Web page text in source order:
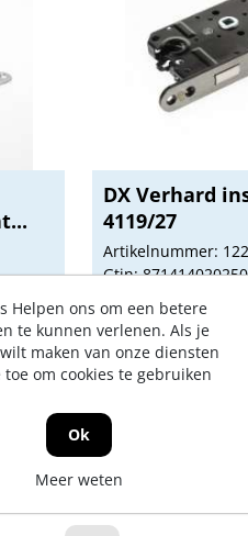
in
DX Verhard
4119/27
Artikelnummer:
Gtin:
Fabrikant artikel
0160.295.5050
Vraag eenaccount
om prijzen te
Vandaag besteld,
Helpen ons om een betere
te kunnen verlenen. Als je
maken van onze diensten
toe om cookies te gebruiken
Ok
Meer weten